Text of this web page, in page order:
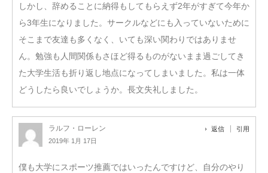
しかし、辞めることに納得もしてもらえず2年がすぎて今年か
ら3年生になりました。サークルなどにも入っていないために
そこまで友達も多くなく、いても深い関わりではありませ
ん。勉強も人間関係もさほど得るものがないまま過ごしてき
た大学生活も折り返し地点になってしまいました。私は一体
どうしたら良いでしょうか。長文失礼しました。
ラルフ・ローレン
2019年 1月 17日
返信 引用
僕も大学にスポーツ推薦ではいったんですけど、自分のやり